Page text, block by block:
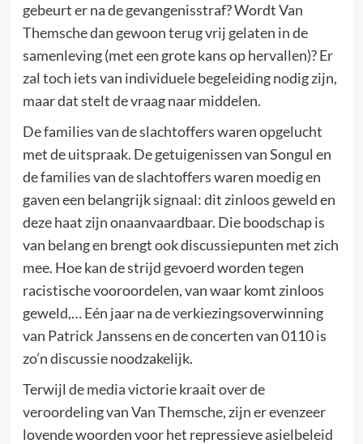
gebeurt er na de gevangenisstraf? Wordt Van
Themsche dan gewoon terug vrij gelaten in de
samenleving (met een grote kans op hervallen)? Er
zal toch iets van individuele begeleiding nodig zijn,
maar dat stelt de vraag naar middelen.
De families van de slachtoffers waren opgelucht
met de uitspraak. De getuigenissen van Songul en
de families van de slachtoffers waren moedig en
gaven een belangrijk signaal: dit zinloos geweld en
deze haat zijn onaanvaardbaar. Die boodschap is
van belang en brengt ook discussiepunten met zich
mee. Hoe kan de strijd gevoerd worden tegen
racistische vooroordelen, van waar komt zinloos
geweld,… Eén jaar na de verkiezingsoverwinning
van Patrick Janssens en de concerten van 0110 is
zo’n discussie noodzakelijk.
Terwijl de media victorie kraait over de
veroordeling van Van Themsche, zijn er evenzeer
lovende woorden voor het repressieve asielbeleid